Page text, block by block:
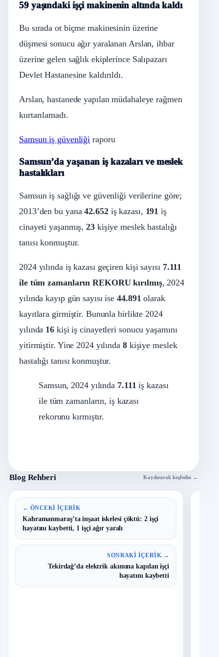
59 yaşındaki işçi makinenin altında kaldı
Bu sırada ot biçme makinesinin üzerine
düşmesi sonucu ağır yaralanan Arslan, ihbar
üzerine gelen sağlık ekiplerince Salıpazarı
Devlet Hastanesine kaldırıldı.
Arslan, hastanede yapılan müdahaleye rağmen
kurtarılamadı.
Samsun iş güvenliği raporu
Samsun’da yaşanan iş kazaları ve meslek
hastalıkları
Samsun iş sağlığı ve güvenliği verilerine göre;
2013’den bu yana42.652iş kazası, 191 iş
cinayeti yaşanmış,23kişiye meslek hastalığı
tanısı konmuştur.
2024 yılında iş kazası geçiren kişi sayısı 7.111
ile tüm zamanların REKORU kırılmış, 2024
yılında kayıp gün sayısı ise44.891 olarak
kayıtlara girmiştir. Bununla birlikte 2024
yılında 16 kişi iş cinayetleri sonucu yaşamını
yitirmiştir. Yine 2024 yılında 8kişiye meslek
hastalığı tanısı konmuştur.
Samsun, 2024 yılında 7.111 iş kazası
ile tüm zamanların, iş kazası
rekorunu kırmıştır.
Blog Rehberi Kaydırarak keşfedin →
← ÖNCEKI İÇERIK
Kahramanmaraş’ta inşaat iskelesi çöktü: 2 işçi
hayatını kaybetti, 1 işçi ağır yaralı
SONRAKI İÇERIK →
Tekirdağ’da elektrik akımına kapılan işçi
hayatını kaybetti